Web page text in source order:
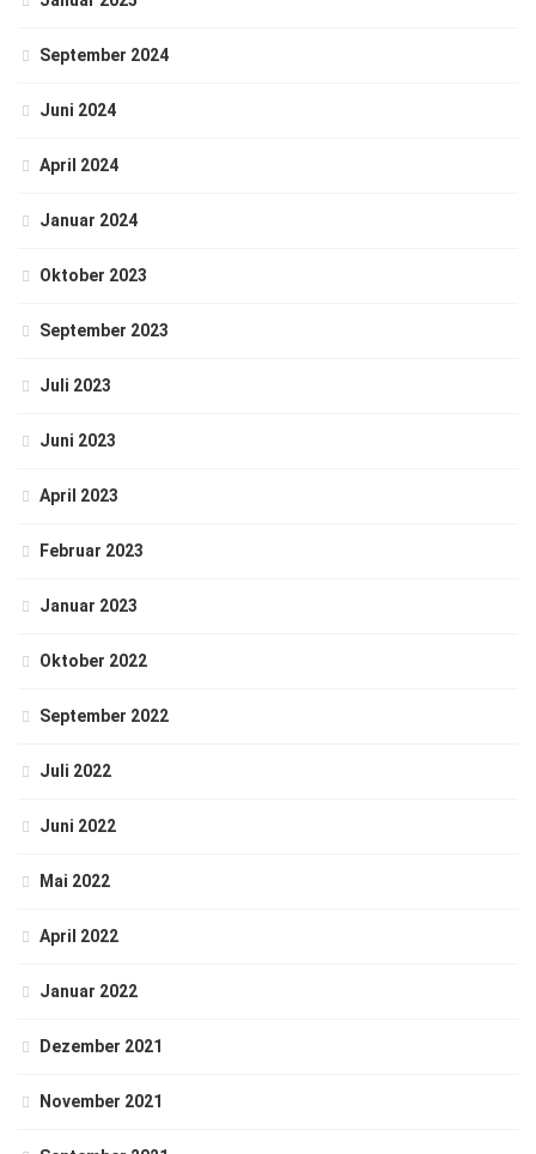
September 2024
Juni 2024
April 2024
Januar 2024
Oktober 2023
September 2023
Juli 2023
Juni 2023
April 2023
Februar 2023
Januar 2023
Oktober 2022
September 2022
Juli 2022
Juni 2022
Mai 2022
April 2022
Januar 2022
Dezember 2021
November 2021